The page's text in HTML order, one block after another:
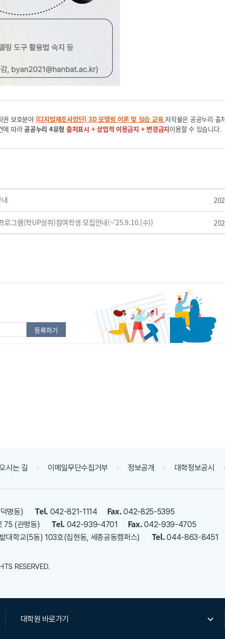
권 보호분야 [디지털제조사업단] 3D 모델링 이론 및 실습 교육저작물은 공공누리 출
에 따라공공누리 4유형 출처표시 + 상업적 이용금지 + 변경금지이용할 수 있습니다.
그램(학UP성취)참여학생 모집안내(~'25.9.10.(수))
시는 길 이메일무단수집거부 정보공개 대학정보공시
명동) Tel. 042-821-1114 Fax.042-825-5395
75 (관평동) Tel. 042-939-4701 Fax.042-939-4705
대학교(5동) 103호(집현동, 세종공동캠퍼스) Tel.044-863-8451
RESERVED.
대학원 바로가기